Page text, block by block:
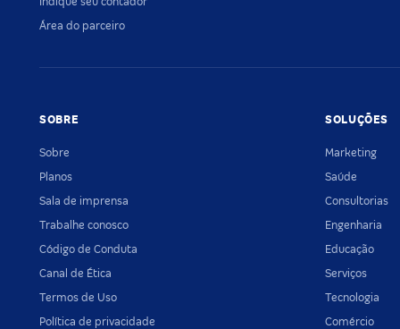
Área do parceiro
SOBRE
Sobre
Planos
Sala de imprensa
Trabalhe conosco
Código de Conduta
Canal de Ética
Termos de Uso
Política de privacidade
SOLUÇÕES
Marketing
Saúde
Consultorias
Engenharia
Educação
Serviços
Tecnologia
Comércio